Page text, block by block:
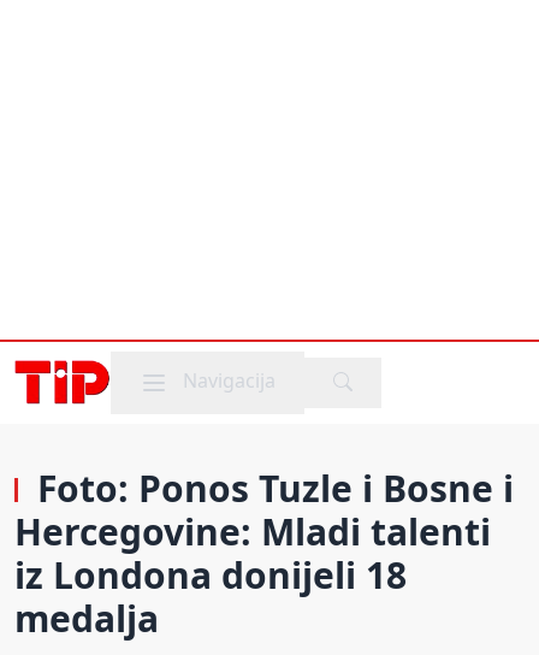
Mobile menu
Navigacija
Foto: Ponos Tuzle i Bosne i
Hercegovine: Mladi talenti
iz Londona donijeli 18
medalja